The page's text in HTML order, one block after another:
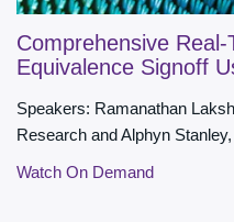
Comprehensive
Equivalence Signoff
Speakers: Ramanathan
Research and Alphyn
Watch On Demand